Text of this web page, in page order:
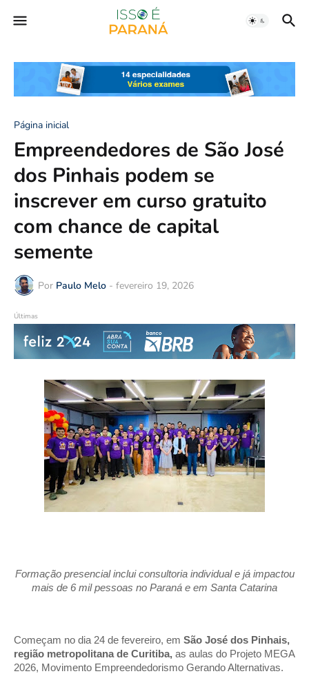
Página inicial
Empreendedores de São José
dos Pinhais podem se
inscrever em curso gratuito
com chance de capital
semente
Por Paulo Melo - fevereiro 19, 2026
Últimas
Formação presencial inclui consultoria individual e já impactou
mais de 6 mil pessoas no Paraná e em Santa Catarina
Começam no dia 24 de fevereiro, em São José dos Pinhais,
região metropolitana de Curitiba, as aulas do Projeto MEGA
2026, Movimento Empreendedorismo Gerando Alternativas.